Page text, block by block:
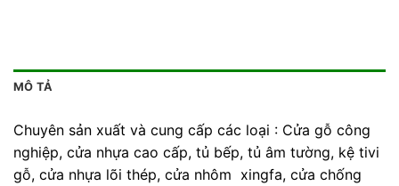
MÔ TẢ
Chuyên sản xuất và cung cấp các loại : Cửa gỗ công
nghiệp, cửa nhựa cao cấp, tủ bếp, tủ âm tường, kệ tivi
gỗ, cửa nhựa lõi thép, cửa nhôm xingfa, cửa chống